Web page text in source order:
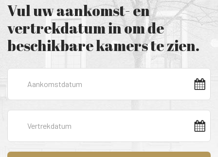
Vul uw aankomst- en
vertrekdatum in om de
beschikbare kamers te zien.